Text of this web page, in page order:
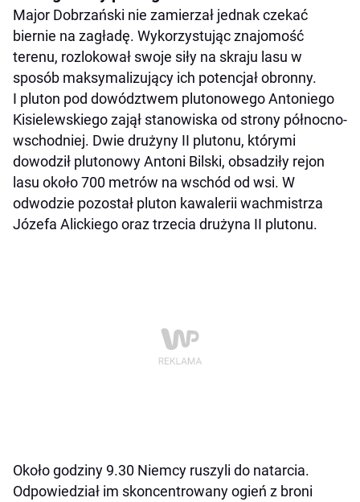
Major Dobrzański nie zamierzał jednak czekać
biernie na zagładę. Wykorzystując znajomość
terenu, rozlokował swoje siły na skraju lasu w
sposób maksymalizujący ich potencjał obronny.
I pluton pod dowództwem plutonowego Antoniego
Kisielewskiego zajął stanowiska od strony północno-
wschodniej. Dwie drużyny II plutonu, którymi
dowodził plutonowy Antoni Bilski, obsadziły rejon
lasu około 700 metrów na wschód od wsi. W
odwodzie pozostał pluton kawalerii wachmistrza
Józefa Alickiego oraz trzecia drużyna II plutonu.
Około godziny 9.30 Niemcy ruszyli do natarcia.
Odpowiedział im skoncentrowany ogień z broni